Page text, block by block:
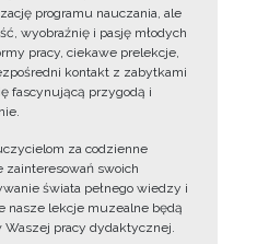
programu nauczania, ale
wyobraźnię i pasję młodych
pracy, ciekawe prelekcje,
kontakt z zabytkami
fascynującą przygodą i
za codzienne
zainteresowań swoich
świata pełnego wiedzy i
nasze lekcje muzealne będą
pracy dydaktycznej.